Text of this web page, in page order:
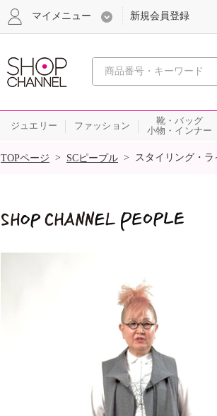
心おどる、瞬間
マイメニュー 新規会員登録
ジュエリー ファッション
靴・バッグ
小物・インナー
SALE
TOPページ > SCピープル > スタイリング・